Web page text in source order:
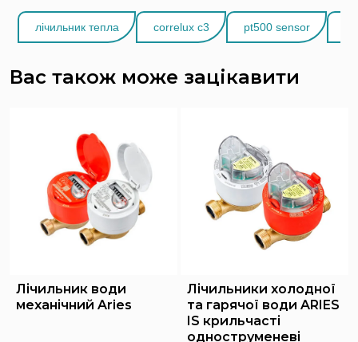
лічильник тепла correlux c3 pt500 sensor
Вас також може зацікавити
Лічильник води
механічний Ariеs
Лічильники холодної
та гарячої води ARIES
IS крильчасті
одноструменеві